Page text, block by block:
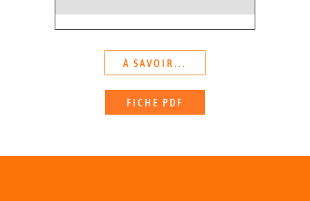
À SAVOIR...
FICHE PDF